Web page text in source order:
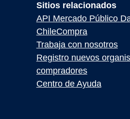
Sitios relacionados
API Mercado Público
ChileCompra
Trabaja con nosotros
Registro nuevos
compradores
Centro de Ayuda